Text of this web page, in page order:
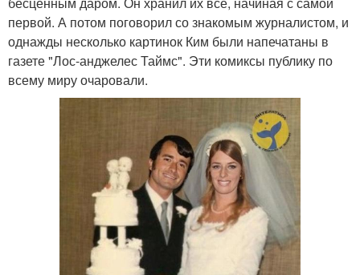
первой. А потом поговорил со знакомым журналистом, и
однажды несколько картинок Ким были напечатаны в
газете "Лос-анджелес Таймс". Эти комиксы публику по
всему миру очаровали.